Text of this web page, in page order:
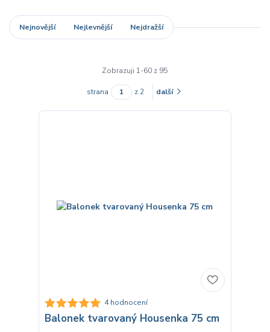
Nejnovější Nejlevnější Nejdražší
Zobrazuji 1-60 z 95
strana z 2 další
4 hodnocení
Balonek tvarovaný Housenka 75 cm